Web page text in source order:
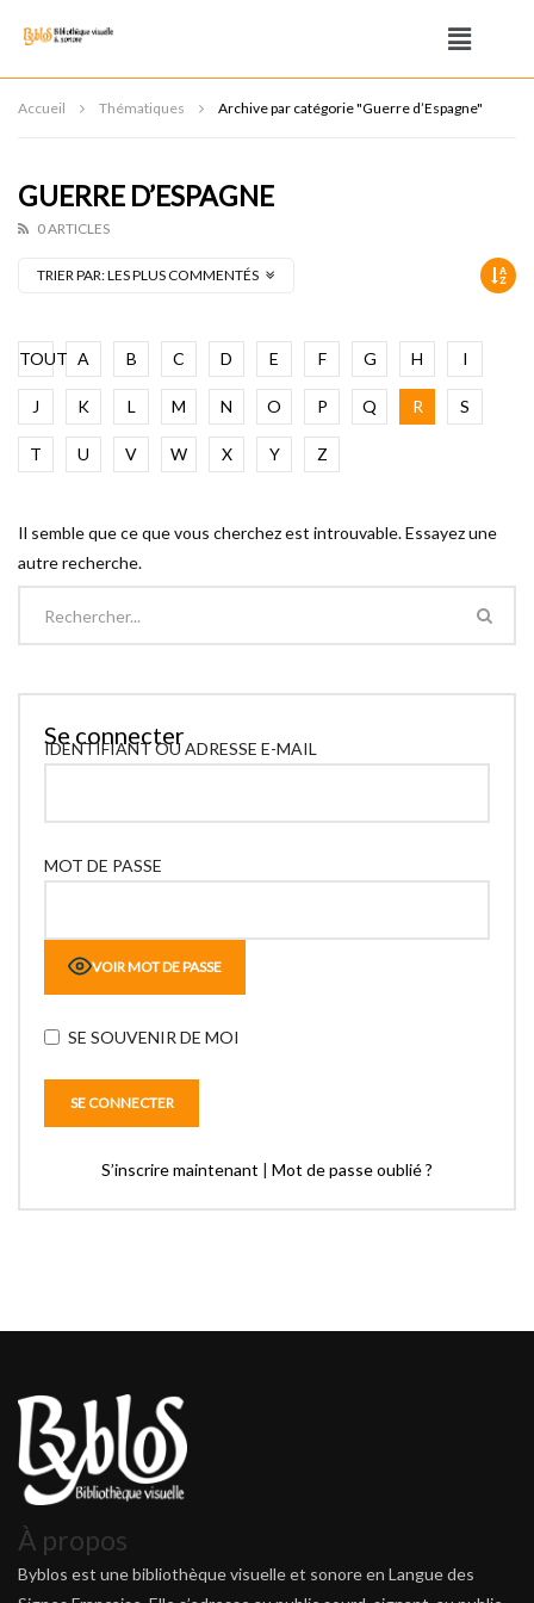
Accueil Thématiques Archive par catégorie "Guerre d’Espagne"
GUERRE D’ESPAGNE
0 ARTICLES
TRIER PAR:LES PLUS COMMENTÉS
TOUT A B C D E F G H I
J K L M N O P Q R S
T U V W X Y Z
Il semble que ce que vous cherchez est introuvable. Essayez une
autre recherche.
Se connecter
IDENTIFIANT OU ADRESSE E-MAIL
MOT DE PASSE
VOIR MOT DE PASSE
SE SOUVENIR DE MOI
S’inscrire maintenant | Mot de passe oublié ?
À propos
Byblos est une bibliothèque visuelle et sonore en Langue des